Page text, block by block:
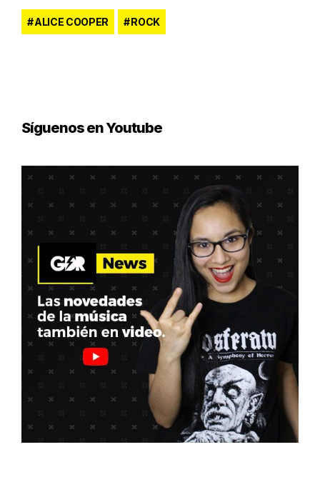
ALICE COOPER ROCK
Síguenos en Youtube